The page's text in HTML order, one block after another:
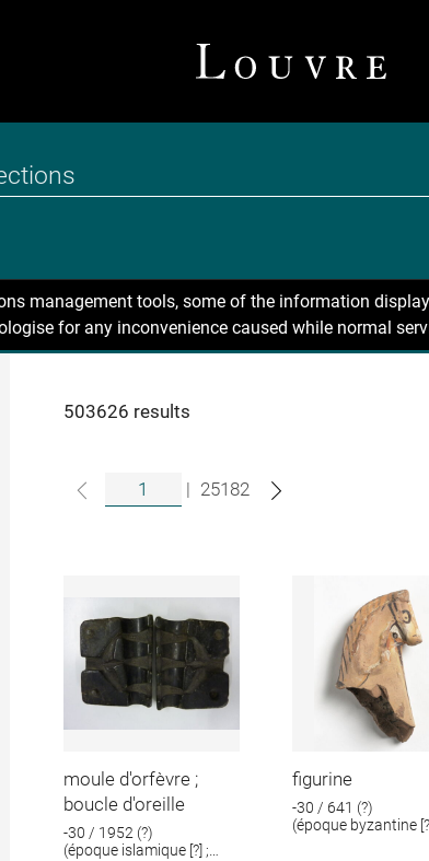
management tools, some of the information
for any inconvenience caused while normal
503626 results
| 25182
moule d'orfèvre ;
boucle d'oreille
-30 / 1952 (?)
(époque islamique [?] ;
figurine
-30 / 641 (?)
(époque byzantine